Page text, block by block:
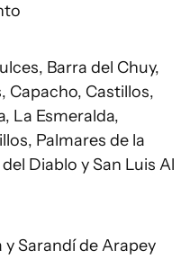
Barra del Chuy,
Capacho, Castillos,
La Esmeralda,
Palmares de la
Diablo y San Luis Al
Sarandí de Arapey